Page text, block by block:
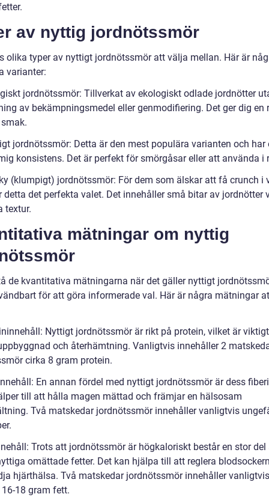
av nyttig jordnötssmör
olika typer av nyttigt jordnötssmör att välja mellan. Här är
varianter:
jordnötssmör: Tillverkat av ekologiskt odlade jordnötter
av bekämpningsmedel eller genmodifiering. Det ger dig en
jordnötssmör: Detta är den mest populära varianten och har
konsistens. Det är perfekt för smörgåsar eller att använda i
(klumpigt) jordnötssmör: För dem som älskar att få crunch i
detta det perfekta valet. Det innehåller små bitar av jordnötter
textur.
mätningar om nyttig
de kvantitativa mätningarna när det gäller nyttigt
för att göra informerade val. Här är några mätningar
Nyttigt jordnötssmör är rikt på protein, vilket är
och återhämtning. Vanligtvis innehåller 2
cirka 8 gram protein.
En annan fördel med nyttigt jordnötssmör är dess
till att hålla magen mättad och främjar en hälsosam
Två matskedar jordnötssmör innehåller vanligtvis
Trots att jordnötssmör är högkaloriskt består en stor del
omättade fetter. Det kan hjälpa till att reglera
hjärthälsa. Två matskedar jordnötssmör innehåller vanligtvis
18 gram fett.